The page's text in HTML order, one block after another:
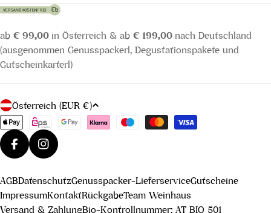
ab € 99,00 in Österreich & ab € 199,00 nach Deutschland
(ausgenommen Genusspackerl, Degustationspakete und
Gutscheinkarterl)
L
a
n
d
R
e
Österreich (EUR €)
Zahlungsmethoden
FacebookInstagram
AGBDatenschutzGenusspacker-LieferserviceGutscheine
ImpressumKontaktRückgabeTeam Weinhaus
Versand & ZahlungBio-Kontrollnummer: AT BIO 501